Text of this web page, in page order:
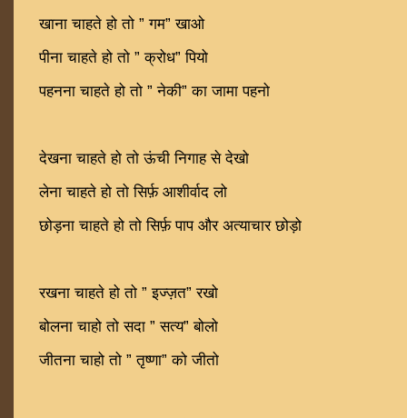
खाना चाहते हो तो ” गम” खाओ
पीना चाहते हो तो ” क्रोध” पियो
पहनना चाहते हो तो ” नेकी” का जामा पहनो
देखना चाहते हो तो ऊंची निगाह से देखो
लेना चाहते हो तो सिर्फ़ आशीर्वाद लो
छोड़ना चाहते हो तो सिर्फ़ पाप और अत्याचार छोड़ो
रखना चाहते हो तो ” इज्ज़त” रखो
बोलना चाहो तो सदा ” सत्य” बोलो
जीतना चाहो तो ” तृष्णा” को जीतो